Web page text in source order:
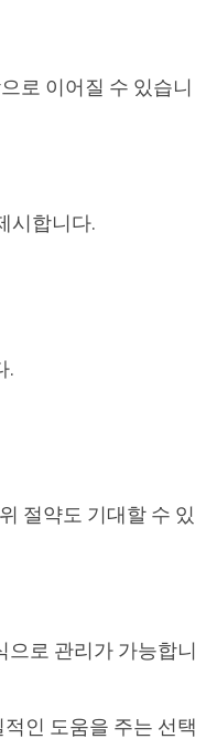
로 이어질 수 있습니
시합니다.
.
절약도 기대할 수 있
으로 관리가 가능합니
인 도움을 주는 선택